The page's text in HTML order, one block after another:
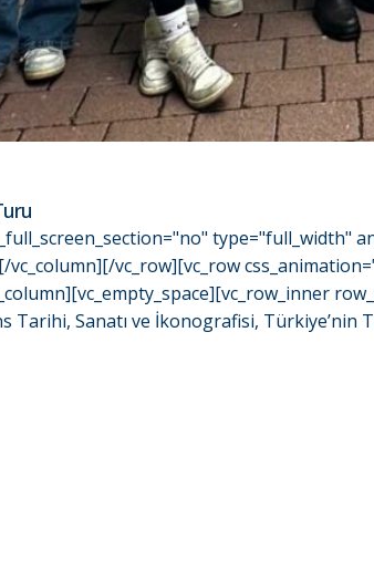
vc_row][vc_row
Tarihi, Sanatı ve İkonografisi,